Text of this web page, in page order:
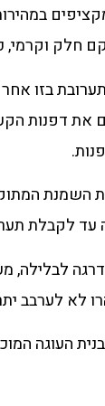
וקרמי, כ-2-3
בזו אחר
את דפנות
השמנת
עד לקבלת
לבלילה,
לא לערבב
העוגה